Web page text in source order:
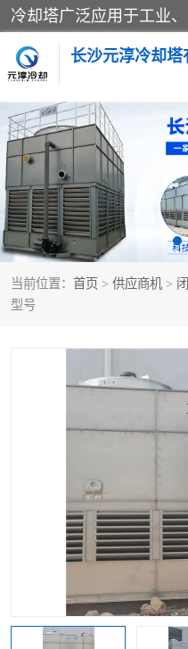
长沙元淳冷却塔
当前位置： 首页 > 供应商机 >
型号
方形开式冷却塔
闭式冷却塔
电控箱
板式换热器